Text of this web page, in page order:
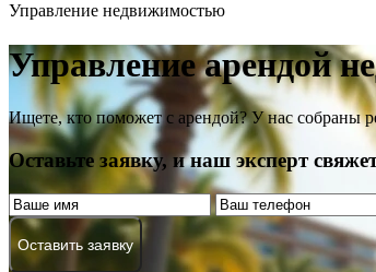
Управление недвижимостью
Управление арендой
Ищете, кто поможет с арендой? У нас собраны
Оставьте заявку, и наш эксперт
Оставить заявку